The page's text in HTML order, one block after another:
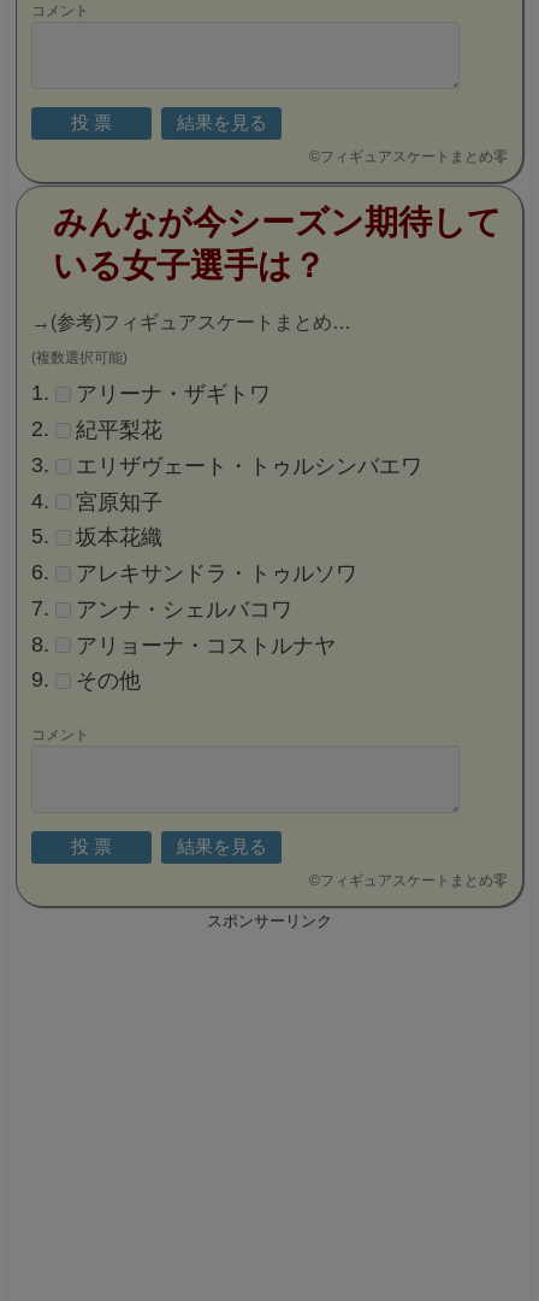
コメント
©フィギュアスケートまとめ零
みんなが今シーズン期待して
いる女子選手は？
→ (参考)フィギュアスケートまとめ…
(複数選択可能)
アリーナ・ザギトワ
紀平梨花
エリザヴェート・トゥルシンバエワ
宮原知子
坂本花織
アレキサンドラ・トゥルソワ
アンナ・シェルバコワ
アリョーナ・コストルナヤ
その他
コメント
©フィギュアスケートまとめ零
スポンサーリンク